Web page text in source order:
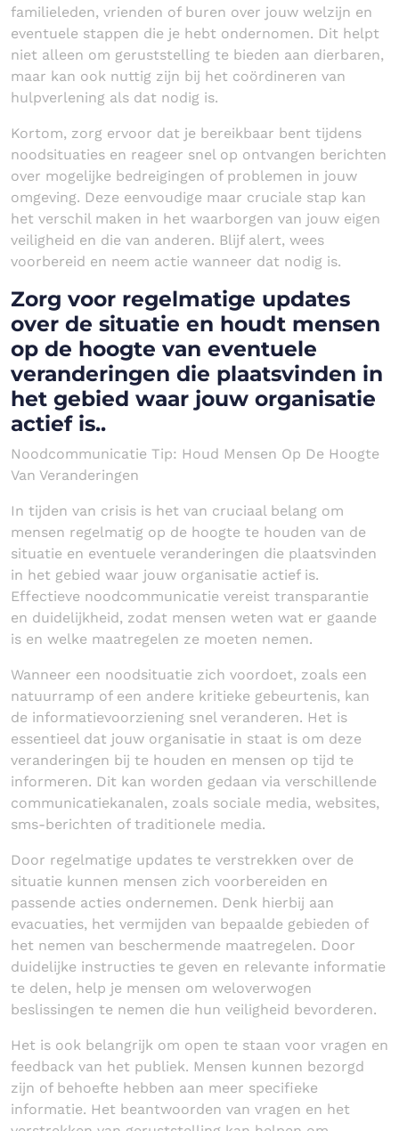
familieleden, vrienden of buren over jouw welzijn en
eventuele stappen die je hebt ondernomen. Dit helpt
niet alleen om geruststelling te bieden aan dierbaren,
maar kan ook nuttig zijn bij het coördineren van
hulpverlening als dat nodig is.
Kortom, zorg ervoor dat je bereikbaar bent tijdens
noodsituaties en reageer snel op ontvangen berichten
over mogelijke bedreigingen of problemen in jouw
omgeving. Deze eenvoudige maar cruciale stap kan
het verschil maken in het waarborgen van jouw eigen
veiligheid en die van anderen. Blijf alert, wees
voorbereid en neem actie wanneer dat nodig is.
Zorg voor regelmatige updates
over de situatie en houdt mensen
op de hoogte van eventuele
veranderingen die plaatsvinden in
het gebied waar jouw organisatie
actief is..
Noodcommunicatie Tip: Houd Mensen Op De Hoogte
Van Veranderingen
In tijden van crisis is het van cruciaal belang om
mensen regelmatig op de hoogte te houden van de
situatie en eventuele veranderingen die plaatsvinden
in het gebied waar jouw organisatie actief is.
Effectieve noodcommunicatie vereist transparantie
en duidelijkheid, zodat mensen weten wat er gaande
is en welke maatregelen ze moeten nemen.
Wanneer een noodsituatie zich voordoet, zoals een
natuurramp of een andere kritieke gebeurtenis, kan
de informatievoorziening snel veranderen. Het is
essentieel dat jouw organisatie in staat is om deze
veranderingen bij te houden en mensen op tijd te
informeren. Dit kan worden gedaan via verschillende
communicatiekanalen, zoals sociale media, websites,
sms-berichten of traditionele media.
Door regelmatige updates te verstrekken over de
situatie kunnen mensen zich voorbereiden en
passende acties ondernemen. Denk hierbij aan
evacuaties, het vermijden van bepaalde gebieden of
het nemen van beschermende maatregelen. Door
duidelijke instructies te geven en relevante informatie
te delen, help je mensen om weloverwogen
beslissingen te nemen die hun veiligheid bevorderen.
Het is ook belangrijk om open te staan voor vragen en
feedback van het publiek. Mensen kunnen bezorgd
zijn of behoefte hebben aan meer specifieke
informatie. Het beantwoorden van vragen en het